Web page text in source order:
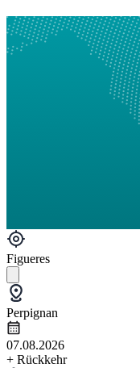
Figueres
Perpignan
07.08.2026
+ Rückkehr